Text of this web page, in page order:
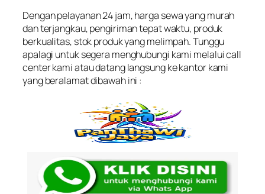
Dengan pelayanan 24 jam, harga sewa yang murah
dan terjangkau, pengiriman tepat waktu, produk
berkualitas, stok produk yang melimpah. Tunggu
apalagi untuk segera menghubungi kami melalui call
center kami atau datang langsung ke kantor kami
yang beralamat dibawah ini :